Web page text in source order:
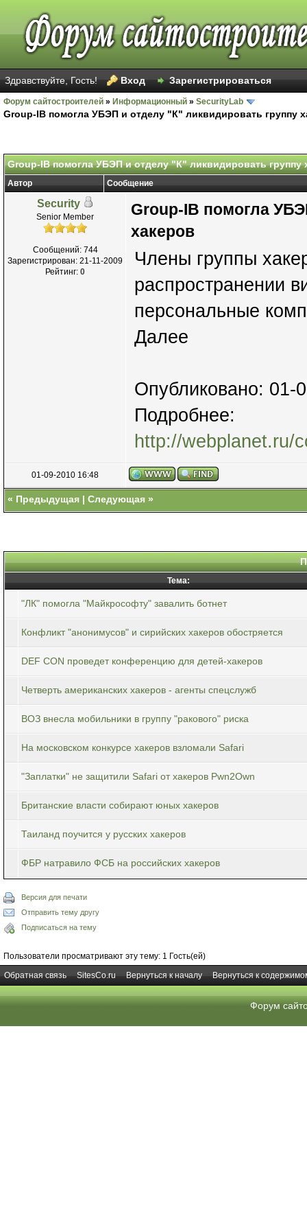
Здравствуйте, Гость! Вход Зарегистрироваться
Форум сайтостроителей » Информационный » SecurityLab
Group-IB помогла УБЭП и отделу "К" ликвидировать группу
Group-IB помогла УБЭП и отделу "К" ликвидировать группу
Автор Сообщение
Security
Senior Member
Сообщений: 744
Зарегистрирован: 21-11-2009
Рейтинг: 0
Group-IB помогла
хакеров
Члены группы
распространении
персональные
Далее
Опубликовано: 01-
Подробнее:
http://webplanet.ru/
01-09-2010 16:48
« Предыдущая | Следующая »
Тема:
"ЛК" помогла "Майкрософту" завалить ботнет
Конфликт "анонимусов" и сирийских хакеров обостряется
DEF CON проведет конференцию для детей-хакеров
Четверть американских хакеров - агенты спецслужб
ВОЗ внесла мобильники в группу "ракового" риска
На московском конкурсе хакеров взломали Safari
"Заплатки" не защитили Safari от хакеров Pwn2Own
Британские власти собирают юных хакеров
Таиланд поучится у русских хакеров
ФБР натравило ФСБ на российских хакеров
Версия для печати
Отправить тему другу
Подписаться на тему
Пользователи просматривают эту тему: 1 Гость(ей)
Обратная связь
SitesCo.ru Вернуться к началу Вернуться к
Форум